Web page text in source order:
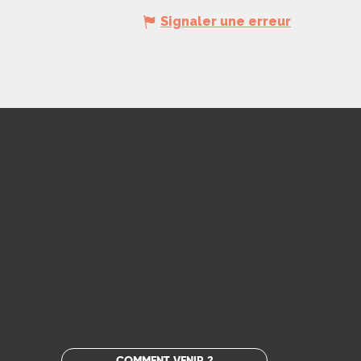
Signaler une erreur